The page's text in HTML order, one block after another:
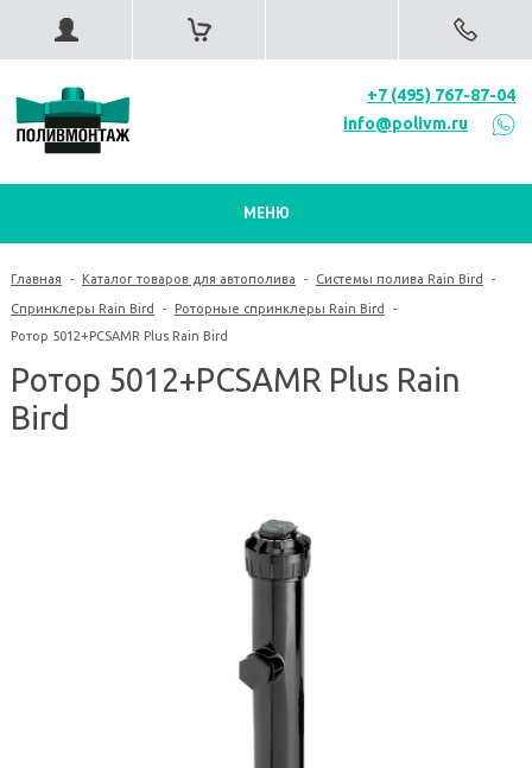
+7 (495) 767-87-04
info@polivm.ru
МЕНЮ
Главная - Каталог товаров для автополива - Системы полива Rain Bird -
Спринклеры Rain Bird - Роторные спринклеры Rain Bird
-
Ротор 5012+PCSAMR Plus Rain Bird
Ротор 5012+PCSAMR Plus Rain
Bird